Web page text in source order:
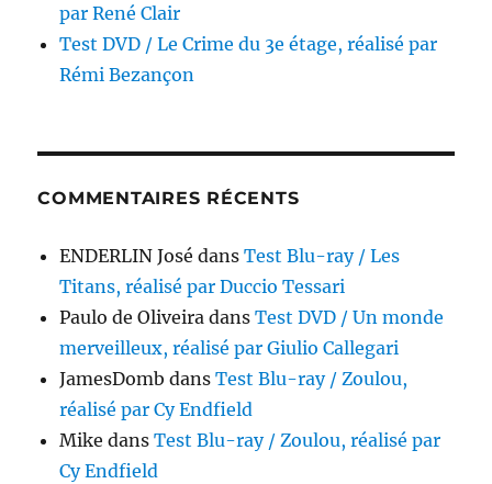
par René Clair
Test DVD / Le Crime du 3e étage, réalisé par
Rémi Bezançon
COMMENTAIRES RÉCENTS
ENDERLIN José dansTest Blu-ray / Les
Titans, réalisé par Duccio Tessari
Paulo de Oliveira dansTest DVD / Un monde
merveilleux, réalisé par Giulio Callegari
JamesDomb dansTest Blu-ray / Zoulou,
réalisé par Cy Endfield
Mike dansTest Blu-ray / Zoulou, réalisé par
Cy Endfield